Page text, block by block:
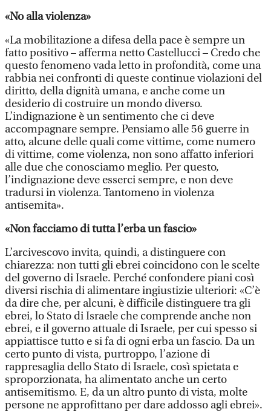
«No alla violenza»
«La mobilitazione a difesa della pace è sempre un
fatto positivo – afferma netto Castellucci – Credo che
questo fenomeno vada letto in profondità, come una
rabbia nei confronti di queste continue violazioni del
diritto, della dignità umana, e anche come un
desiderio di costruire un mondo diverso.
L’indignazione è un sentimento che ci deve
accompagnare sempre. Pensiamo alle 56 guerre in
atto, alcune delle quali come vittime, come numero
di vittime, come violenza, non sono affatto inferiori
alle due che conosciamo meglio. Per questo,
l’indignazione deve esserci sempre, e non deve
tradursi in violenza. Tantomeno in violenza
antisemita».
«Non facciamo di tutta l’erba un fascio»
L’arcivescovo invita, quindi, a distinguere con
chiarezza: non tutti gli ebrei coincidono con le scelte
del governo di Israele. Perché confondere piani così
diversi rischia di alimentare ingiustizie ulteriori: «C’è
da dire che, per alcuni, è difficile distinguere tra gli
ebrei, lo Stato di Israele che comprende anche non
ebrei, e il governo attuale di Israele, per cui spesso si
appiattisce tutto e si fa di ogni erba un fascio. Da un
certo punto di vista, purtroppo, l’azione di
rappresaglia dello Stato di Israele, così spietata e
sproporzionata, ha alimentato anche un certo
antisemitismo. E, da un altro punto di vista, molte
persone ne approfittano per dare addosso agli ebrei».